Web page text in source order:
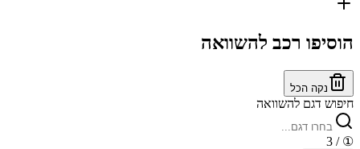
הוסיפו רכב להשוואה
נקה הכל
חיפוש דגם להשוואה
①
/ 3